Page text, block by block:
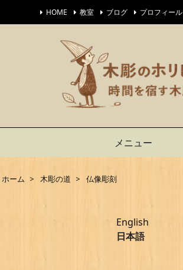
メニュー
HOME 教室 ブログ プロフィール
ホーム > 木彫の道 > 仏像彫刻
English
日本語